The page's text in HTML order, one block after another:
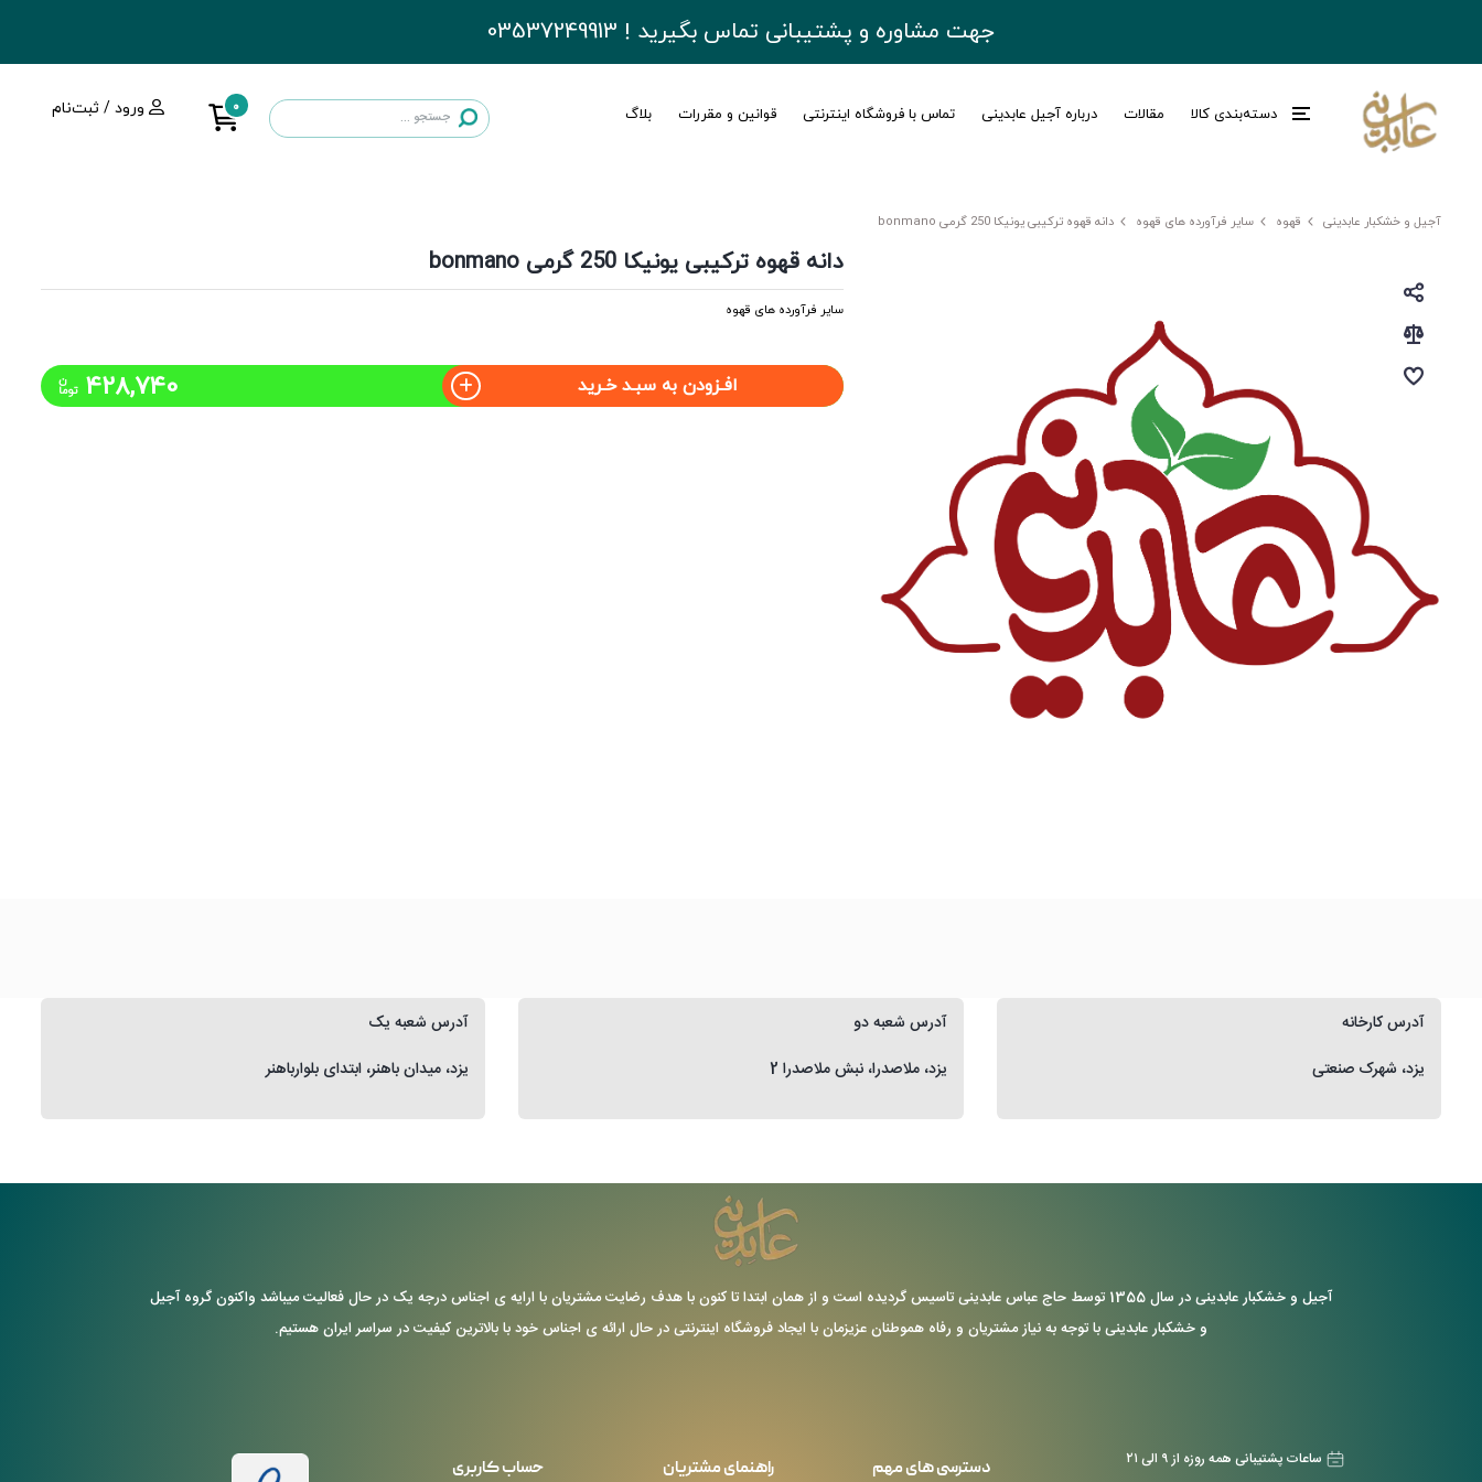
جهت مشاوره و پشتیبانی تماس بگیرید ! 03537249913
ورود / ثبت‌نام 0 دسته‌بندی کالا مقالات درباره آجیل عابدینی تماس با فروشگاه اینترنتی قوانین و مقررات بلاگ
آجیل و خشکبار عابدینی قهوه سایر فرآورده های قهوه دانه قهوه ترکیبی یونیکا 250 گرمی bonmano
دانه قهوه ترکیبی یونیکا 250 گرمی bonmano
سایر فرآورده های قهوه
افـزودن به سبـد خـرید 428,740 توما
ن
آدرس شعبه یک
یزد، میدان باهنر، ابتدای بلوارباهنر
آدرس شعبه دو
یزد، ملاصدرا، نبش ملاصدرا 2
آدرس کارخانه
یزد، شهرک صنعتی
آجیل و خشکبار عابدینی در سال 1355 توسط حاج عباس عابدینی تاسیس گردیده است و از همان ابتدا تا کنون با هدف رضایت مشتریان با ارایه ی اجناس درجه یک در حال فعالیت میباشد واکنون گروه آجیل
و خشکبار عابدینی با توجه به نیاز مشتریان و رفاه هموطنان عزیزمان با ایجاد فروشگاه اینترنتی در حال ارائه ی اجناس خود با بالاترین کیفیت در سراسر ایران هستیم.
ساعات پشتیبانی همه روزه از ۹ الی ۲۱ دسترسی های مهم راهنمای مشتریان حساب کاربری